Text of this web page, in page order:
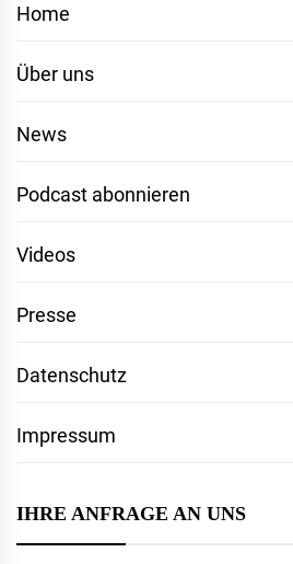
Home
Über uns
News
Podcast abonnieren
Videos
Presse
Datenschutz
Impressum
IHRE ANFRAGE AN UNS